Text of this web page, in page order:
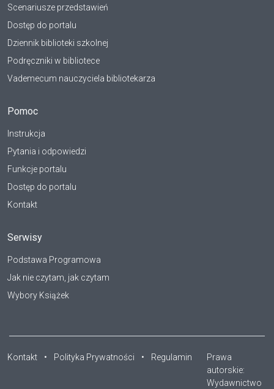
Scenariusze przedstawień
Dostęp do portalu
Dziennik biblioteki szkolnej
Podręczniki w bibliotece
Vademecum nauczyciela bibliotekarza
Pomoc
Instrukcja
Pytania i odpowiedzi
Funkcje portalu
Dostęp do portalu
Kontakt
Serwisy
Podstawa Programowa
Jak nie czytam, jak czytam
Wybory Książek
Kontakt • Polityka Prywatności • Regulamin
Prawa
autorskie:
Wydawnictwo